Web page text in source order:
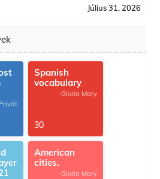
Július 31, 2026
Spanish
vocabulary
-Gloria Mary
30
American
cities.
-Gloria Mary